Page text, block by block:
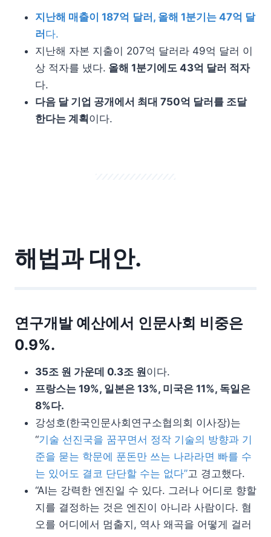
지난해 매출이 187억 달러, 올해 1분기는 47억 달
러 다.
지난해 자본 지출이 207억 달러라 49억 달러 이
상 적자를 냈다. 올해 1분기에도 43억 달러 적자
다.
다음 달 기업 공개에서 최대 750억 달러를 조달
한다는 계획 이다.
해법과 대안.
연구개발 예산에서 인문사회 비중은
0.9%.
35조 원 가운데 0.3조 원이다.
프랑스는 19%, 일본은 13%, 미국은 11%, 독일은
8%다.
강성호(한국인문사회연구소협의회 이사장)는
“기술 선진국을 꿈꾸면서 정작 기술의 방향과 기
준을 묻는 학문에 푼돈만 쓰는 나라라면 빠를 수
는 있어도 결코 단단할 수는 없다”고 경고했다.
“AI는 강력한 엔진일 수 있다. 그러나 어디로 향할
지를 결정하는 것은 엔진이 아니라 사람이다. 혐
오를 어디에서 멈출지, 역사 왜곡을 어떻게 걸러